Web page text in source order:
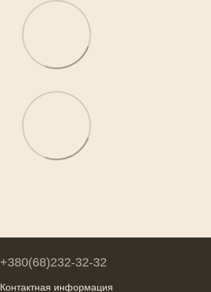
+380(68)232-32-32
Контактная информация